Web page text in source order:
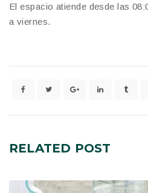
El espacio atiende desde las
a viernes.
RELATED POST